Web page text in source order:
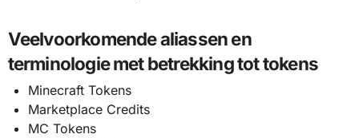
Veelvoorkomende aliassen en
terminologie met betrekking tot tokens
Minecraft Tokens
Marketplace Credits
MC Tokens